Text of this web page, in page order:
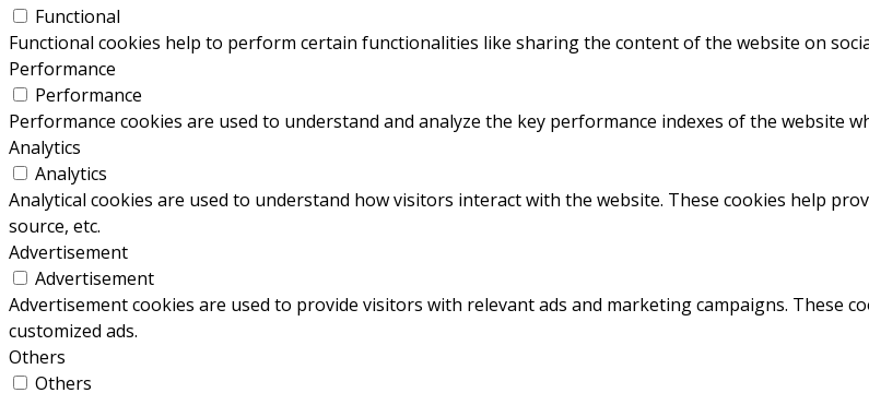
Functional
Functional cookies help to perform certain functionalities like sharing the content of the website on
Performance
Performance
Performance cookies are used to understand and analyze the key performance indexes of the website
Analytics
Analytics
Analytical cookies are used to understand how visitors interact with the website. These cookies help
source, etc.
Advertisement
Advertisement
Advertisement cookies are used to provide visitors with relevant ads and marketing campaigns. These
customized ads.
Others
Others